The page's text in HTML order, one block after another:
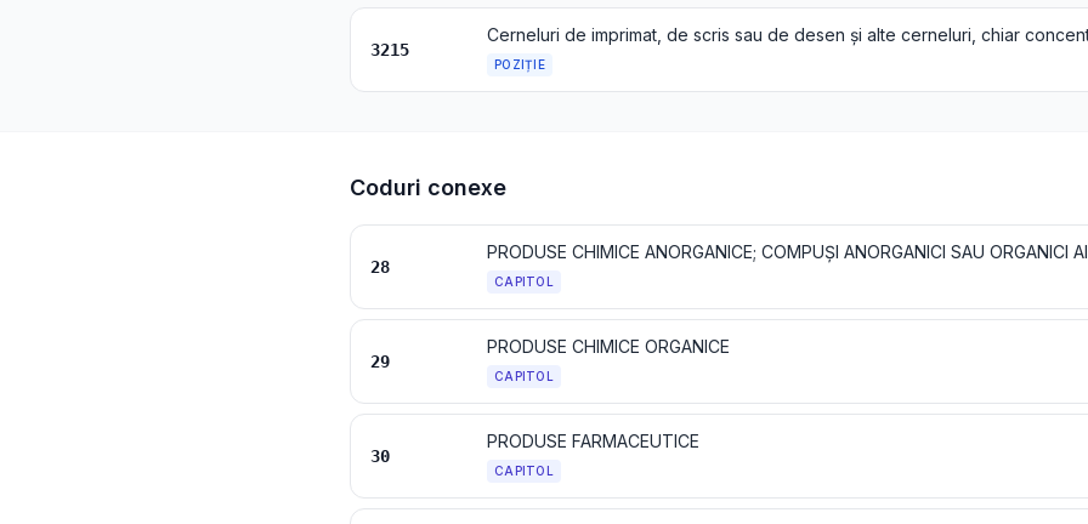
3215
POZIȚIE
Coduri conexe
28
CAPITOL
29
PRODUSE CHIMICE ORGANICE
CAPITOL
30
PRODUSE FARMACEUTICE
CAPITOL